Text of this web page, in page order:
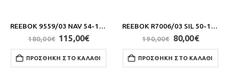
REEBOK 9559/03 NAV 54-18-145
180,00€ Original
price
was:
180,00€.
115,00€Η
τιμή
είναι:
115,00€.
ΠΡΟΣΘΉΚΗ ΣΤΟ ΚΑΛΆΘΙ
REEBOK R7006/03 SIL 50-18-140
190,00€ Original
price
was:
190,00€.
80,00€Η
τιμή
είναι:
80,00€.
ΠΡΟΣΘΉΚΗ ΣΤΟ ΚΑΛΆΘΙ